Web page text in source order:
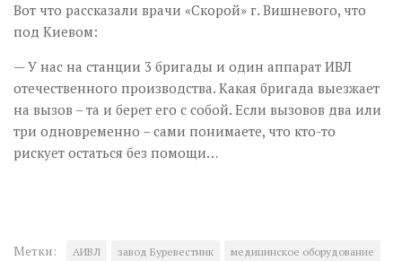
Вот что рассказали врачи «Скорой» г. Вишневого, что
под Киевом:
— У нас на станции 3 бригады и один аппарат ИВЛ
отечественного производства. Какая бригада выезжает
на вызов – та и берет его с собой. Если вызовов два или
три одновременно – сами понимаете, что кто-то
рискует остаться без помощи…
Метки: АИВЛ завод Буревестник
медицинское оборудование